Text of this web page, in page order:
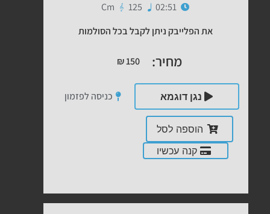
02:51
125
Cm
את הפלייבק ניתן לקבל בכל הסולמות
מחיר: ₪150
נגן דוגמא כניסה לפזמון
הוספה לסל
קנה עכשיו